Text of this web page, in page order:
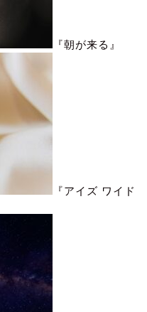
『朝が来る』
『アイズ ワイド